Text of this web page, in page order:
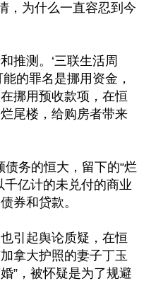
，为什么一直容忍到今
测。‘三联生活周
的罪名是挪用资金，
挪用预收款项，在恒
尾楼，给购房者带来
务的恒大，留下的“烂
千亿计的未兑付的商业
券和贷款。
起舆论质疑，在恒
拿大护照的妻子丁玉
”，被怀疑是为了规避